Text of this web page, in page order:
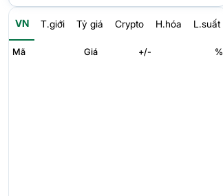
VN T.giới Tỷ giá Crypto H.hóa L.suất
Mã Giá +/- %